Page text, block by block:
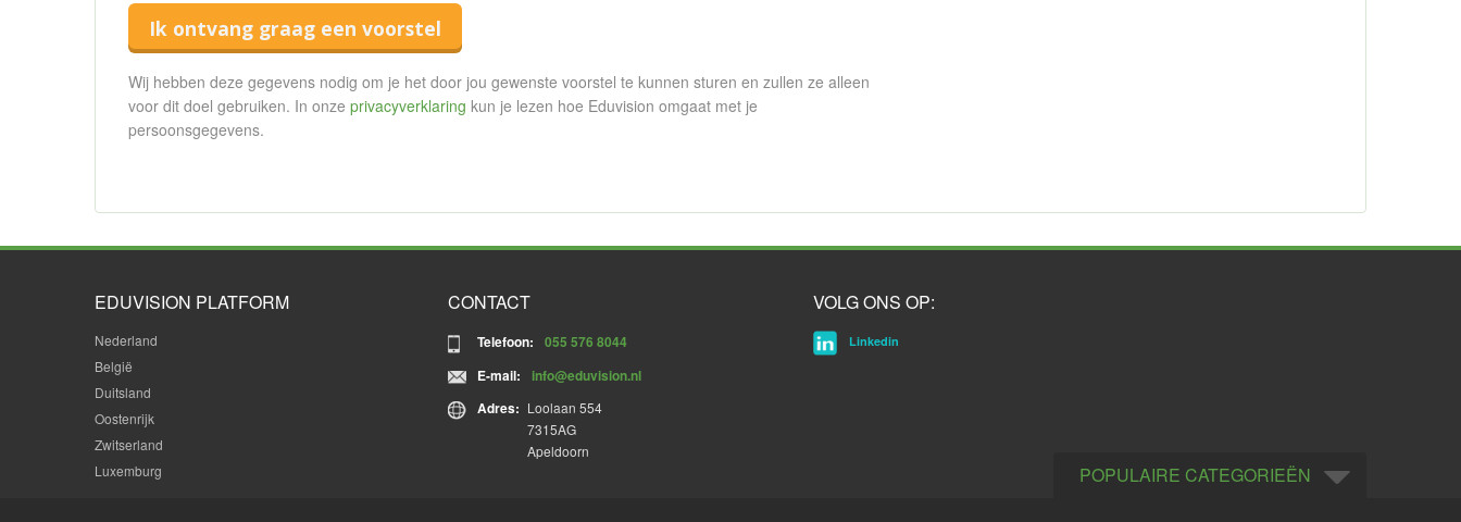
Ik ontvang graag een voorstel
Wij hebben deze gegevens nodig om je het door jou gewenste voorstel te kunnen sturen en zullen ze alleen
voor dit doel gebruiken. In onze privacyverklaring kun je lezen hoe Eduvision omgaat met je
persoonsgegevens.
EDUVISION PLATFORM
Nederland
België
Duitsland
Oostenrijk
Zwitserland
Luxemburg
CONTACT
Telefoon:
055 576 8044
E-mail:
info@eduvision.nl
Adres: Loolaan 554
7315AG
Apeldoorn
VOLG ONS OP:
Linkedin
POPULAIRE CATEGORIEËN